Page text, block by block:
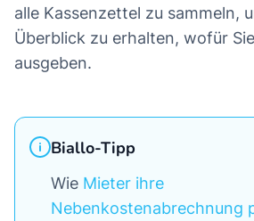
alle Kassenzettel zu sammeln,
Überblick zu erhalten, wofür
ausgeben.
Biallo-Tipp
Wie Mieter ihre
Nebenkostenabrechnung